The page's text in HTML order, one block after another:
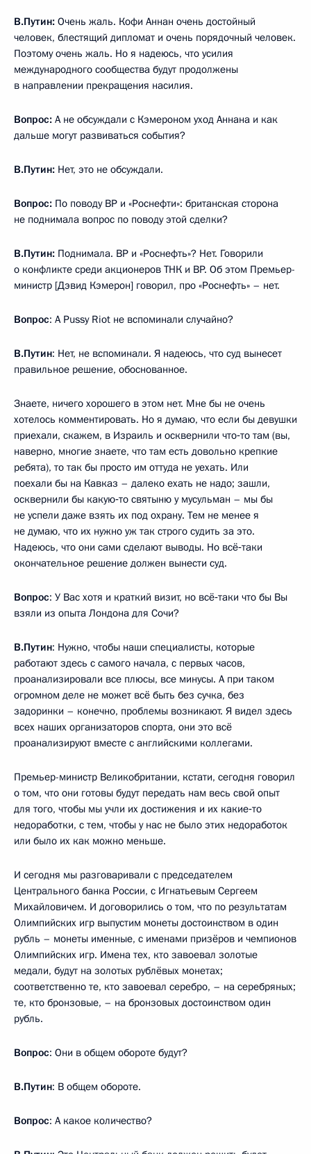
В.Путин: Очень жаль. Кофи Аннан очень достойный
человек, блестящий дипломат и очень порядочный человек.
Поэтому очень жаль. Но я надеюсь, что усилия
международного сообщества будут продолжены
в направлении прекращения насилия.
Вопрос: А не обсуждали с Кэмероном уход Аннана и как
дальше могут развиваться события?
В.Путин: Нет, это не обсуждали.
Вопрос: По поводу BP и «Роснефти»: британская сторона
не поднимала вопрос по поводу этой сделки?
В.Путин: Поднимала. BP и «Роснефть»? Нет. Говорили
о конфликте среди акционеров ТНК и BP. Об этом Премьер-
министр [Дэвид Кэмерон] говорил, про «Роснефть» – нет.
Вопрос: А Pussy Riot не вспоминали случайно?
В.Путин: Нет, не вспоминали. Я надеюсь, что суд вынесет
правильное решение, обоснованное.
Знаете, ничего хорошего в этом нет. Мне бы не очень
хотелось комментировать. Но я думаю, что если бы девушки
приехали, скажем, в Израиль и осквернили что‑то там (вы,
наверно, многие знаете, что там есть довольно крепкие
ребята), то так бы просто им оттуда не уехать. Или
поехали бы на Кавказ – далеко ехать не надо; зашли,
осквернили бы какую‑то святыню у мусульман – мы бы
не успели даже взять их под охрану. Тем не менее я
не думаю, что их нужно уж так строго судить за это.
Надеюсь, что они сами сделают выводы. Но всё‑таки
окончательное решение должен вынести суд.
Вопрос: У Вас хотя и краткий визит, но всё‑таки что бы Вы
взяли из опыта Лондона для Сочи?
В.Путин: Нужно, чтобы наши специалисты, которые
работают здесь с самого начала, с первых часов,
проанализировали все плюсы, все минусы. А при таком
огромном деле не может всё быть без сучка, без
задоринки – конечно, проблемы возникают. Я видел здесь
всех наших организаторов спорта, они это всё
проанализируют вместе с английскими коллегами.
Премьер-министр Великобритании, кстати, сегодня говорил
о том, что они готовы будут передать нам весь свой опыт
для того, чтобы мы учли их достижения и их какие‑то
недоработки, с тем, чтобы у нас не было этих недоработок
или было их как можно меньше.
И сегодня мы разговаривали с председателем
Центрального банка России, с Игнатьевым Сергеем
Михайловичем. И договорились о том, что по результатам
Олимпийских игр выпустим монеты достоинством в один
рубль – монеты именные, с именами призёров и чемпионов
Олимпийских игр. Имена тех, кто завоевал золотые
медали, будут на золотых рублёвых монетах;
соответственно те, кто завоевал серебро, – на серебряных;
те, кто бронзовые, – на бронзовых достоинством один
рубль.
Вопрос: Они в общем обороте будут?
В.Путин: В общем обороте.
Вопрос: А какое количество?